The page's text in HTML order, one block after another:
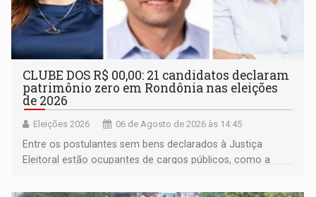
CLUBE DOS R$ 00,00: 21 candidatos declaram
patrimônio zero em Rondônia nas eleições
de 2026
Eleições 2026 06 de Agosto de 2026 às 14:45
Entre os postulantes sem bens declarados à Justiça
Eleitoral estão ocupantes de cargos públicos, como a
Pedro Geovar (PP) e a vice-prefeita Magna dos Anjos